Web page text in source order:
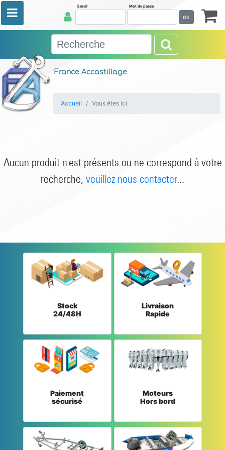
France Accastillage
Email Mot de passe
ok
Accueil Vous êtes ici
Aucun produit n'est présents ou ne correspond à votre
recherche, veuillez nous contacter...
Stock
24/48H
Livraison
Rapide
Paiement
sécurisé
Moteurs
Hors bord